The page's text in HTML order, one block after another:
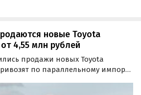
новые Toyota
4,55 млн рублей
продажи новых Toyota
по параллельному импорту
стоит от 4,55 млн рублей, сообщает